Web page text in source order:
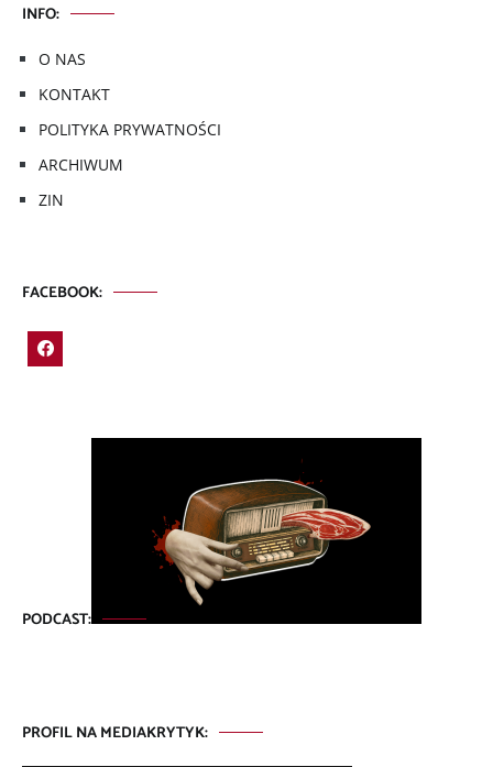
INFO:
O NAS
KONTAKT
POLITYKA PRYWATNOŚCI
ARCHIWUM
ZIN
FACEBOOK:
PODCAST:
PROFIL NA MEDIAKRYTYK: